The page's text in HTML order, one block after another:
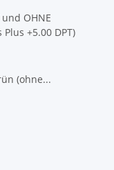
OHNE
+5.00 DPT)